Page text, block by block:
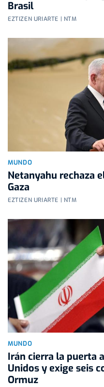
Brasil
EZTIZEN URIARTE | NTM
MUNDO
Netanyahu rechaza
Gaza
EZTIZEN URIARTE | NTM
MUNDO
Irán cierra la puerta
Unidos y exige seis
Ormuz